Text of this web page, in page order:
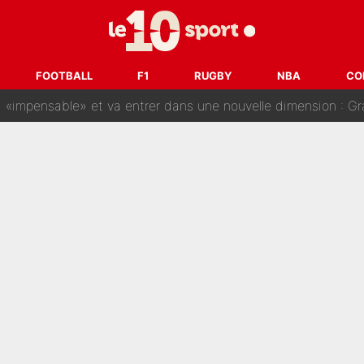
FOOTBALL F1 RUGBY NBA
de Kylian Mbappé au Real Madrid continue de régaler
annonce un premier problème pour Zinedine Zidane en
et va entrer dans une nouvelle dimension :